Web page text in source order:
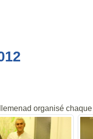
organisé